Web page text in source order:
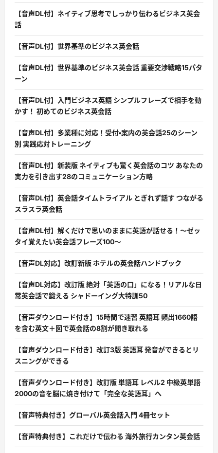
【音声DL付】ネイティブ思考でしっかり伝わるビジネス英会
話
【音声DL付】世界基準のビジネス英会話
【音声DL付】世界基準のビジネス英会話 重要交渉戦略15パタ
ーン
【音声DL付】入門ビジネス英語 シンプルフレーズで相手を動
かす！ 初めてのビジネス英会話
【音声DL付】多業種に対応！受付・案内の英会話25のシーン
別 実践応対トレーニング
【音声DL付】新装版 ネイティブも驚く英会話のコツ あなたの
実力を引き出す28のコミュニケーション方略
【音声DL付】英会話タイムトライアル とぎれず話す つながる
スラスラ英会話
【音声DL付】解くだけで思いのままに英語が話せる！〜ゼッ
タイ覚えたい英会話フレーズ100〜
【音声DL対応】改訂新版 ホテルの英会話ハンドブック
【音声DL対応】改訂版 絶対「英語の口」になる！リアルな日
常英会話で鍛える シャドーイング大特訓50
【音声ダウンロード付き】15時間で速習 英語耳 頻出1660語
を含む英文＋図で英会話の8割が聞き取れる
【音声ダウンロード付き】改訂3版 英語耳 発音ができるとリ
スニングができる
【音声ダウンロード付き】改訂版 単語耳 レベル2 中級英単語
2000の音を脳に焼き付けて「完全な英語耳」へ
【音声特典付き】グローバル英会話入門 4冊セット
【音声特典付き】これだけで伝わる 海外旅行カンタン英会話